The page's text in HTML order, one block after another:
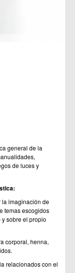
general de la
de luces y
la imaginación de
temas escogidos
sobre el propio
corporal, henna,
relacionados con el